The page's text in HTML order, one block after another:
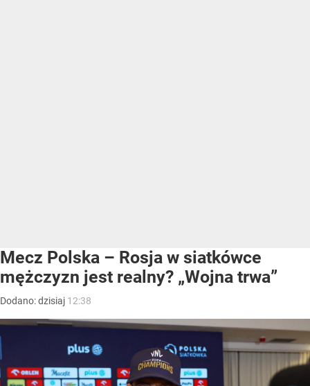
Mecz Polska – Rosja w siatkówce
mężczyzn jest realny? „Wojna trwa”
Dodano:dzisiaj 12:38